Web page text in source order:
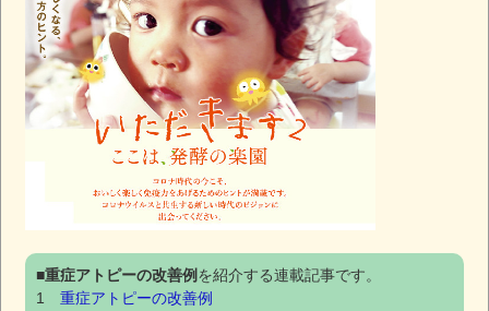
■重症アトピーの改善例を紹介する連載記事です。
1重症アトピーの改善例